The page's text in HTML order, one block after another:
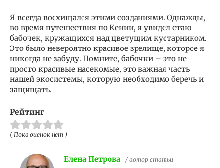
Я всегда восхищался этими созданиями. Однажды,
во время путешествия по Кении, я увидел стаю
бабочек, кружащихся над цветущим кустарником.
Это было невероятно красивое зрелище, которое я
никогда не забуду. Помните, бабочки – это не
просто красивые насекомые, это важная часть
нашей экосистемы, которую необходимо беречь и
защищать.
Рейтинг
( Пока оценок нет )
Елена Петрова / автор статьи